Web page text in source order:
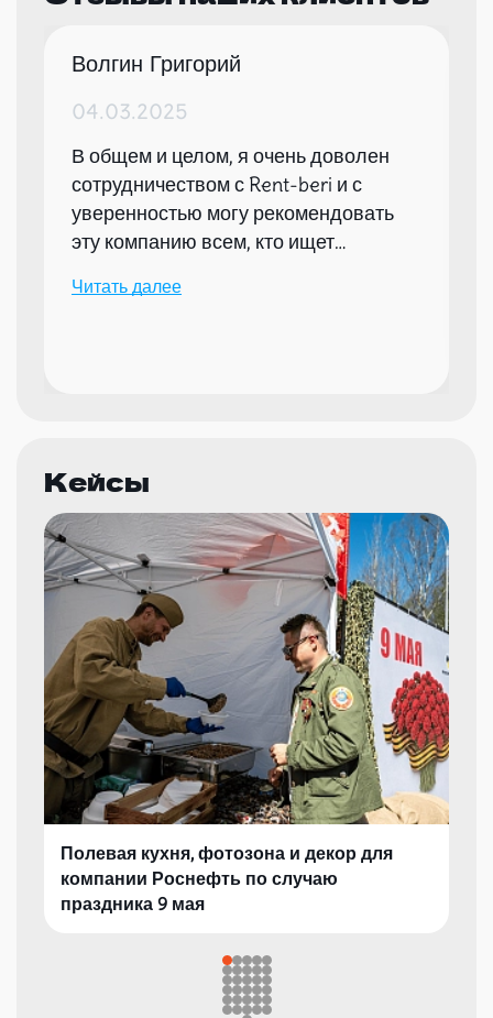
Волгин Григорий
04.03.2025
В общем и целом, я очень доволен
сотрудничеством с Rent-beri и с
уверенностью могу рекомендовать
эту компанию всем, кто ищет
мероприятий.
Читать далее
Кейсы
Полевая кухня, фотозона и декор для
компании Роснефть по случаю
праздника 9 мая